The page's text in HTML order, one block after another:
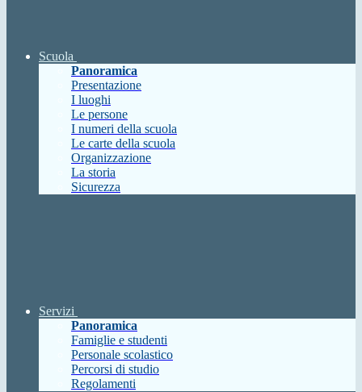
Scuola
Panoramica
Presentazione
I luoghi
Le persone
I numeri della scuola
Le carte della scuola
Organizzazione
La storia
Sicurezza
Servizi
Panoramica
Famiglie e studenti
Personale scolastico
Percorsi di studio
Regolamenti